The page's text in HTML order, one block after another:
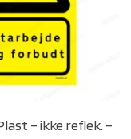
– ikke reflek. –